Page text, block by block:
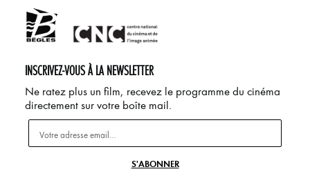
INSCRIVEZ-VOUS À LA NEWSLETTER
Ne ratez plus un film, recevez le programme du cinéma
directement sur votre boîte mail.